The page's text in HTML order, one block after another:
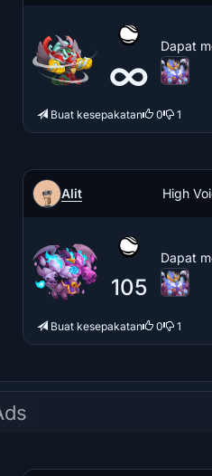
∞
Dapat
Buat kesepakatan 0 1
Alit High
105
Dapat
Buat kesepakatan 0 1